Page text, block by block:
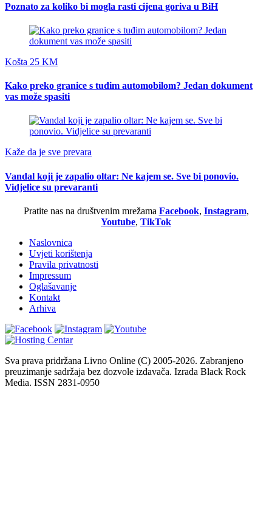
Poznato za koliko bi mogla rasti cijena goriva u BiH
Košta 25 KM
Kako preko granice s tuđim automobilom? Jedan dokument
vas može spasiti
Kaže da je sve prevara
Vandal koji je zapalio oltar: Ne kajem se. Sve bi ponovio.
Vidjelice su prevaranti
Pratite nas na društvenim mrežama Facebook, Instagram,
Youtube, TikTok
Naslovnica
Uvjeti korištenja
Pravila privatnosti
Impressum
Oglašavanje
Kontakt
Arhiva
Sva prava pridržana Livno Online (C) 2005-2026. Zabranjeno
preuzimanje sadržaja bez dozvole izdavača. Izrada Black Rock
Media. ISSN 2831-0950